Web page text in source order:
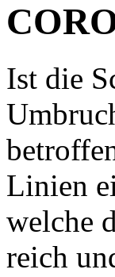
Ist die
Linien
welche
reich